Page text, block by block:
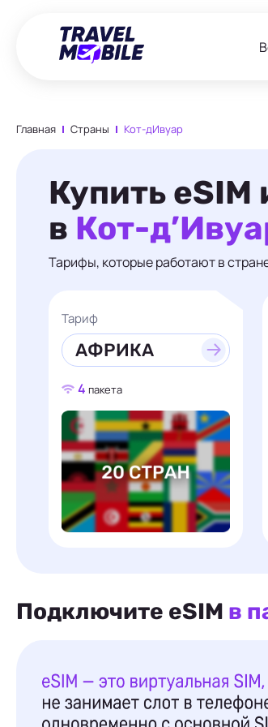
Главная Страны Кот-дИвуар
Купить eSIM
в Кот-
Тарифы, которые работают в
Тариф
АФРИКА
4 пакета
Подключите eSIM в